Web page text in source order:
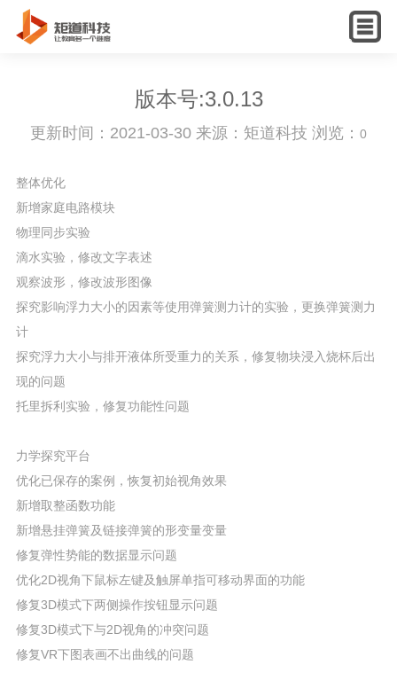
English
版本号:3.0.13
更新时间：2021-03-30 来源：矩道科技 浏览： 0
整体优化
新增家庭电路模块
物理同步实验
滴水实验，修改文字表述
观察波形，修改波形图像
探究影响浮力大小的因素等使用弹簧测力计的实验，更换弹簧测力
计
探究浮力大小与排开液体所受重力的关系，修复物块浸入烧杯后出
现的问题
托里拆利实验，修复功能性问题
力学探究平台
优化已保存的案例，恢复初始视角效果
新增取整函数功能
新增悬挂弹簧及链接弹簧的形变量变量
修复弹性势能的数据显示问题
优化2D视角下鼠标左键及触屏单指可移动界面的功能
修复3D模式下两侧操作按钮显示问题
修复3D模式下与2D视角的冲突问题
修复VR下图表画不出曲线的问题